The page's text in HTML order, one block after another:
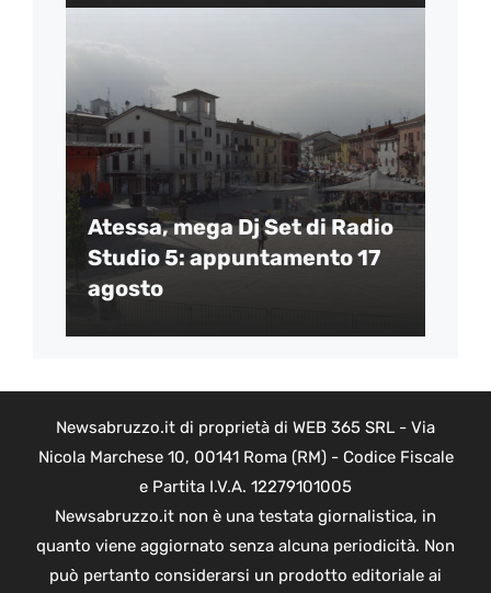
Atessa, mega Dj Set di Radio
Studio 5: appuntamento 17
agosto
Newsabruzzo.it di proprietà di WEB 365 SRL - Via
Nicola Marchese 10, 00141 Roma (RM) - Codice Fiscale
e Partita I.V.A. 12279101005
Newsabruzzo.it non è una testata giornalistica, in
quanto viene aggiornato senza alcuna periodicità. Non
può pertanto considerarsi un prodotto editoriale ai